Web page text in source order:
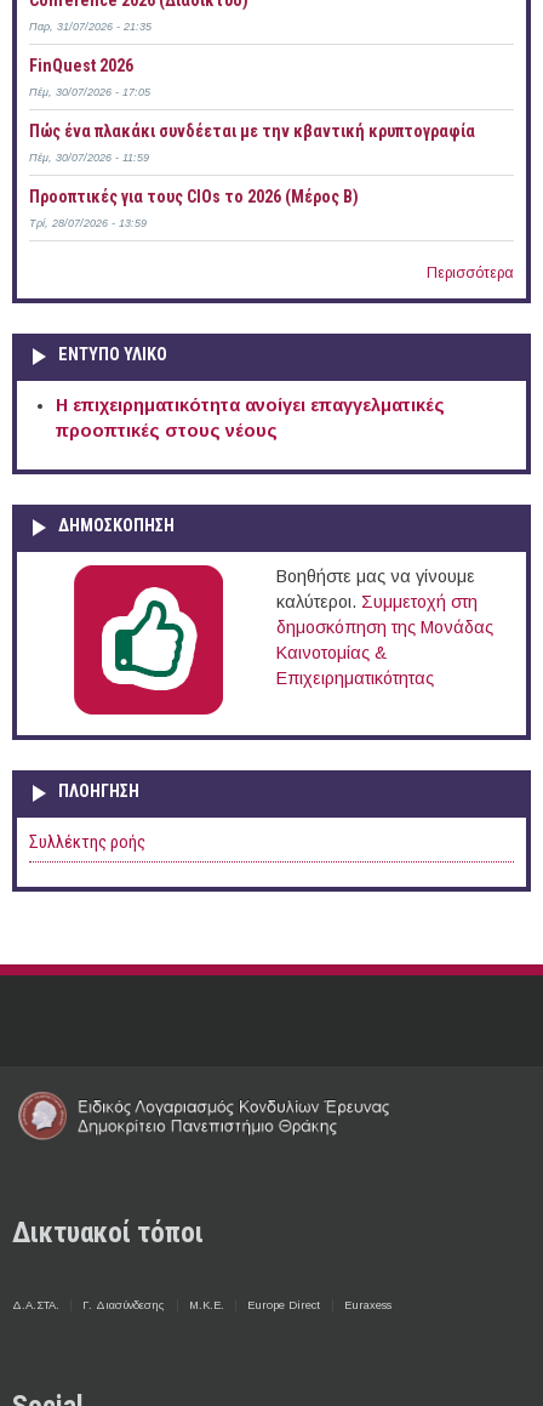
Παρ, 31/07/2026 - 21:35
FinQuest 2026
Πέμ, 30/07/2026 - 17:05
Πώς ένα πλακάκι συνδέεται με την κβαντική κρυπτογραφία
Πέμ, 30/07/2026 - 11:59
Προοπτικές για τους CIOs το 2026 (Μέρος Β)
Τρί, 28/07/2026 - 13:59
Περισσότερα
ΕΝΤΥΠΟ ΥΛΙΚΟ
Η επιχειρηματικότητα ανοίγει επαγγελματικές
προοπτικές στους νέους
ΔΗΜΟΣΚΟΠΗΣΗ
Βοηθήστε μας να γίνουμε
καλύτεροι. Συμμετοχή στη
δημοσκόπηση της Μονάδας
Καινοτομίας &
Επιχειρηματικότητας
ΠΛΟΉΓΗΣΗ
Συλλέκτης ροής
Δικτυακοί τόποι
Δ.Α.ΣΤΑ. Γ. Διασύνδεσης Μ.Κ.Ε. Europe Direct Euraxess